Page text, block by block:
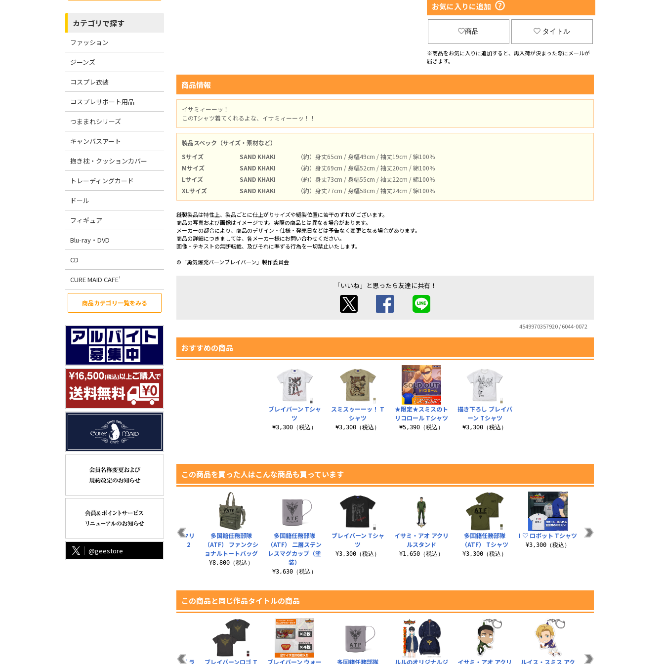
カテゴリで探す
ファッション
ジーンズ
コスプレ衣装
コスプレサポート用品
つままれシリーズ
キャンバスアート
抱き枕・クッションカバー
トレーディングカード
ドール
フィギュア
Blu-ray・DVD
CD
CURE MAID CAFE’
商品カテゴリ一覧をみる
@geestore
お気に入りに追加
商品 タイトル
※商品をお気に入りに追加すると、再入荷が決まった際にメールが
届きます。
商品情報
イサミィーーッ！
このTシャツ着てくれるよな、イサミィーーッ！！
製品スペック（サイズ・素材など）
Sサイズ
SAND KHAKI
（約）身丈65cm / 身幅49cm / 袖丈19cm / 綿100％
Mサイズ
SAND KHAKI
（約）身丈69cm / 身幅52cm / 袖丈20cm / 綿100％
Lサイズ
SAND KHAKI
（約）身丈73cm / 身幅55cm / 袖丈22cm / 綿100％
XLサイズ
SAND KHAKI （約）身丈77cm / 身幅58cm / 袖丈24cm / 綿100％
縫製製品は特性上、製品ごとに仕上がりサイズや縫製位置に若干のずれがございます。
商品の写真および画像はイメージです。実際の商品とは異なる場合があります。
メーカーの都合により、商品のデザイン・仕様・発売日などは予告なく変更となる場合があります。
商品の詳細につきましては、各メーカー様にお問い合わせください。
画像・テキストの無断転載、及びそれに準ずる行為を一切禁止いたします。
©「勇気爆発バーンブレイバーン」製作委員会
「いいね」と思ったら友達に共有！
4549970357920 / 6044-0072
おすすめの商品
スミスゥーーッ！ T
シャツ
¥3,300（税込）
★限定★スミスのト
リコロール Tシャツ
¥5,390（税込）
描き下ろし ブレイバ
ーン Tシャツ
¥3,300（税込）
ブレイバーン Tシャ
ツ
¥3,300（税込）
この商品を買った人はこんな商品も買っています
ブレイバーン Tシャ
ツ
¥3,300（税込）
イサミ・アオ アクリ
ルスタンド
¥1,650（税込）
多国籍任務部隊
（ATF） Tシャツ
¥3,300（税込）
I ♡ ロボット Tシャツ
¥3,300（税込）
ブレイバーン アクリ
ニステッカーセット
ルアート Tシャツ
¥3,300（税込）
イサミ・アオ アクリ
ルつままれ Ver.2
多国籍任務部隊
（ATF） ファンクシ
ョナルトートバッグ
¥8,800（税込）
多国籍任務部隊
（ATF） 二層ステン
レスマグカップ（塗
装）
¥3,630（税込）
この商品と同じ作品タイトルの商品
多国籍任務部隊 ルルのオリジナルジ イサミ・アオ アクリ ルイス・スミス アク ブレイバーンロゴ 脱
ブレイバーンロゴ ラ ブレイバーンロゴ T ブレイバーン ウォー